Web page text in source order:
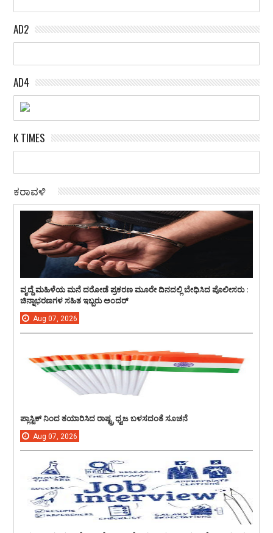
AD2
AD4
K TIMES
ಕರಾವಳಿ
ವೃದ್ದೆ ಮಹಿಳೆಯ ಮನೆ ದರೋಡೆ ಪ್ರಕರಣ ಮೂರೇ ದಿನದಲ್ಲಿ ಬೇಧಿಸಿದ ಪೊಲೀಸರು :
ಚಿನ್ನಾಭರಣಗಳ ಸಹಿತ ಇಬ್ಬರು ಅಂದರ್
Aug 07, 2026
ಪ್ಲಾಸ್ಟಿಕ್ ನಿಂದ ತಯಾರಿಸಿದ ರಾಷ್ಟ್ರ ಧ್ವಜ ಬಳಸದಂತೆ ಸೂಚನೆ
Aug 07, 2026